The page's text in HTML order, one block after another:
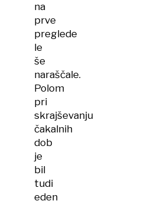
na
prve
preglede
le
še
naraščale.
Polom
pri
skrajševanju
čakalnih
dob
je
bil
tudi
eden